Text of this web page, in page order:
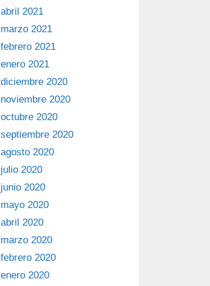
abril 2021
marzo 2021
febrero 2021
enero 2021
diciembre 2020
noviembre 2020
octubre 2020
septiembre 2020
agosto 2020
julio 2020
junio 2020
mayo 2020
abril 2020
marzo 2020
febrero 2020
enero 2020